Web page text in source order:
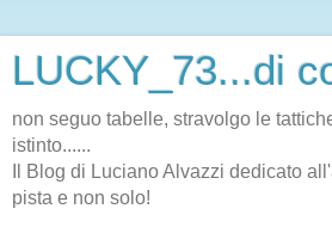
LUCKY_73...di
non seguo tabelle, stravolgo le
istinto......
Il Blog di Luciano Alvazzi dedicato
pista e non solo!